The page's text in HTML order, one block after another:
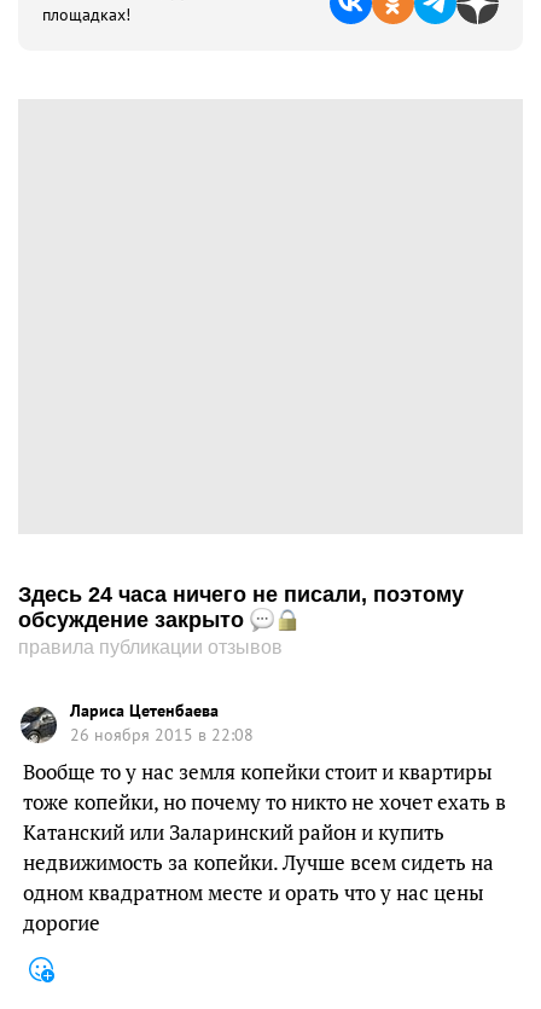
площадках!
Здесь 24 часа ничего не писали, поэтому
обсуждение закрыто
правила публикации отзывов
Лариса Цетенбаева
26 ноября 2015 в 22:08
Вообще то у нас земля копейки стоит и квартиры
тоже копейки, но почему то никто не хочет ехать в
Катанский или Заларинский район и купить
недвижимость за копейки. Лучше всем сидеть на
одном квадратном месте и орать что у нас цены
дорогие